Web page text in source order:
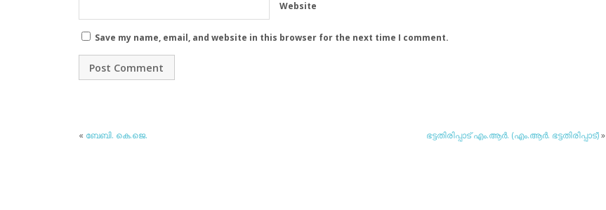
Website
Save my name, email, and website in this browser for the next time I comment.
« ബേബി. കെ.ജെ. ഭട്ടതിരിപ്പാട് എം.ആര്‍. (എം.ആര്‍. ഭട്ടതിരിപ്പാട്)»